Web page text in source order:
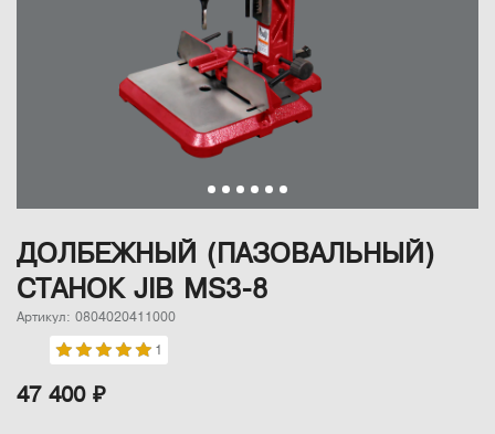
ДОЛБЕЖНЫЙ (ПАЗОВАЛЬНЫЙ)
СТАНОК JIB MS3-8
Артикул: 0804020411000
1
47 400 ₽